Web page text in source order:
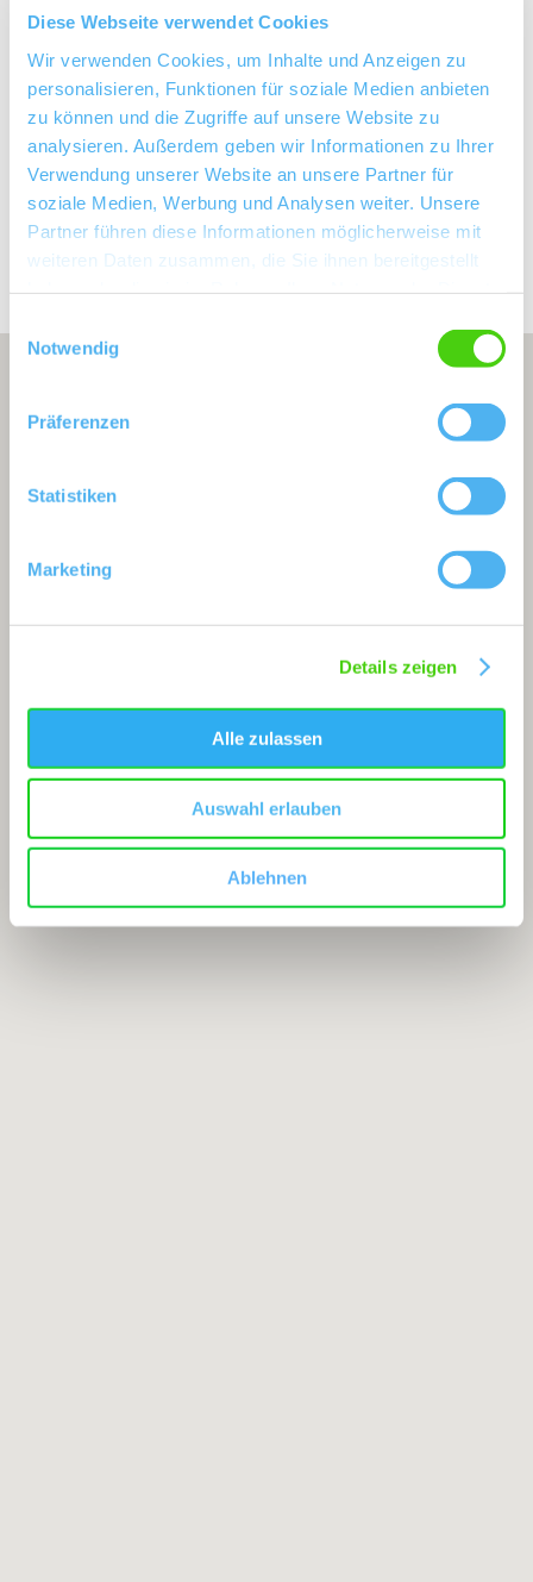
Diese Webseite verwendet Cookies
Wir verwenden Cookies, um Inhalte und Anzeigen zu
personalisieren, Funktionen für soziale Medien anbieten
zu können und die Zugriffe auf unsere Website zu
analysieren. Außerdem geben wir Informationen zu Ihrer
Verwendung unserer Website an unsere Partner für
soziale Medien, Werbung und Analysen weiter. Unsere
Partner führen diese Informationen möglicherweise mit
weiteren Daten zusammen, die Sie ihnen bereitgestellt
Notwendig
Präferenzen
Statistiken
Marketing
Details zeigen
Alle zulassen
Auswahl erlauben
Ablehnen
Bodenarten
ROTLIEGEND/RIGOSOL
Erkunden Sie die Umgebung
Weingüter